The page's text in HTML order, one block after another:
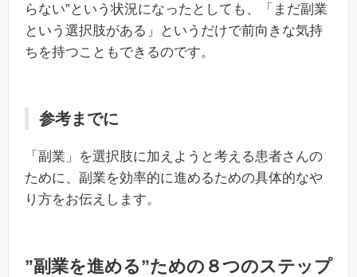
らない”という状況になったとしても、「まだ副業
という選択肢がある」というだけで前向きな気持
ちを持つこともできるのです。
参考までに
「副業」を選択肢に加えようと考える患者さんの
ために、副業を効率的に進めるための具体的なや
り方をお伝えします。
”副業を進める”ための８つのステップ